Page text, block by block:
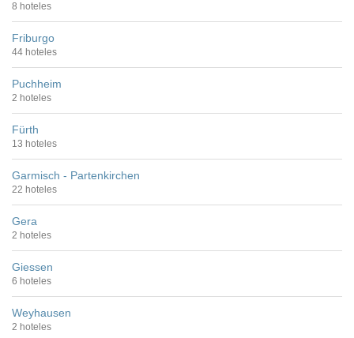
8 hoteles
Friburgo
44 hoteles
Puchheim
2 hoteles
Fürth
13 hoteles
Garmisch - Partenkirchen
22 hoteles
Gera
2 hoteles
Giessen
6 hoteles
Weyhausen
2 hoteles